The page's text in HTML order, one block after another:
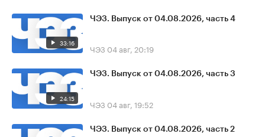
33:16
ЧЭЗ. Выпуск от 04.08.2026, часть 4
ЧЭЗ 04 авг, 20:19
24:15
ЧЭЗ. Выпуск от 04.08.2026, часть 3
ЧЭЗ 04 авг, 19:52
ЧЭЗ. Выпуск от 04.08.2026, часть 2